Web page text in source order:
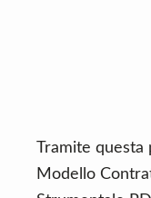
Tramite questa
Modello